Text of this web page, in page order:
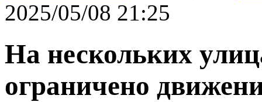
2025/05/08 21:25
На нескольких
ограничено